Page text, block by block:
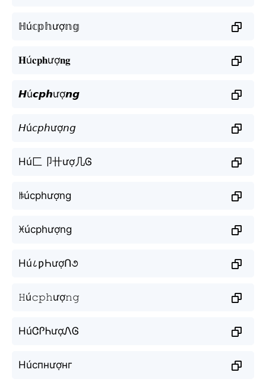
ℍú𝕔𝕡𝕙ượ𝕟𝕘
𝐇ú𝐜𝐩𝐡ượ𝐧𝐠
𝙃ú𝙘𝙥𝙝ượ𝙣𝙜
𝘏ú𝘤𝘱𝘩ượ𝘯𝘨
Hú匚卩卄ượ几Ꮆ
ꑛúcphượng
ꁝúcphượng
Hú८ƿҺượՈ૭
𝙷ú𝚌𝚙𝚑ượ𝚗𝚐
HúᏣᎵᏂượᏁᎶ
Нúспнượнг